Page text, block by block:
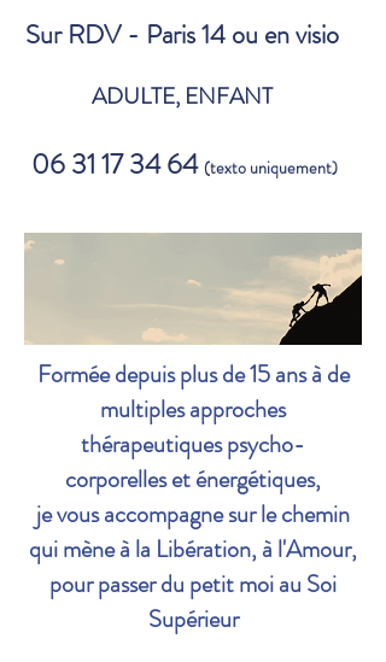
Sur RDV - Paris 14 ou en visio
ADULTE, ENFANT
06 31 17 34 64 (texto uniquement)
Formée depuis plus de 15 ans à de
multiples approches
thérapeutiques psycho-
corporelleset énergétiques,
je vous accompagne sur le chemin
qui mène à la Libération, à l'Amour,
pour passer du petit moi au Soi
Supérieur